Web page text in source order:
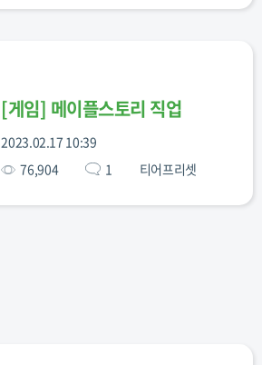
[게임] 메이플스토리 직업
2023.02.17 10:39
76,904
1 티어프리셋